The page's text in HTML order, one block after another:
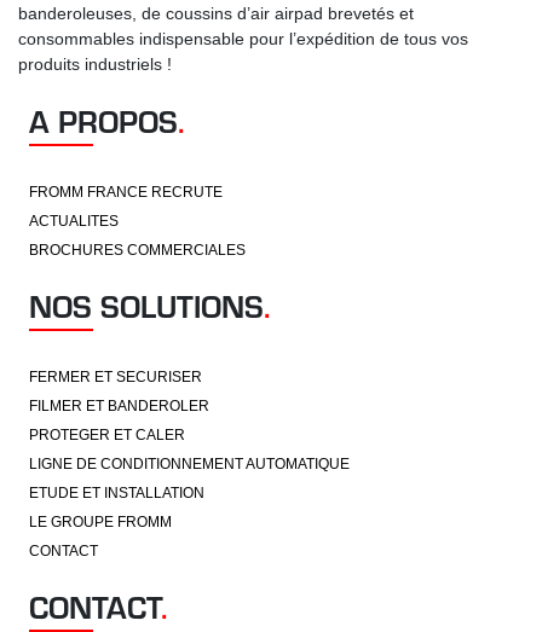
banderoleuses, de coussins d’air airpad brevetés et
consommables indispensable pour l’expédition de tous vos
produits industriels !
A PROPOS.
FROMM FRANCE RECRUTE
ACTUALITES
BROCHURES COMMERCIALES
NOS SOLUTIONS.
FERMER ET SECURISER
FILMER ET BANDEROLER
PROTEGER ET CALER
LIGNE DE CONDITIONNEMENT AUTOMATIQUE
ETUDE ET INSTALLATION
LE GROUPE FROMM
CONTACT
CONTACT.